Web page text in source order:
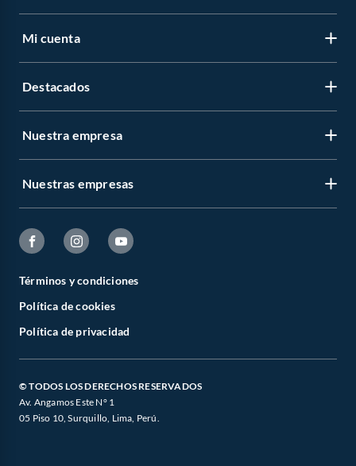
Mi cuenta
Destacados
Nuestra empresa
Nuestras empresas
Términos y condiciones
Política de cookies
Política de privacidad
© TODOS LOS DERECHOS RESERVADOS
Av. Angamos Este N° 1
05 Piso 10, Surquillo, Lima, Perú.